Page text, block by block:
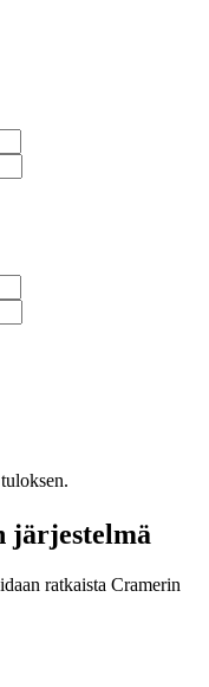
järjestelmä
ratkaista Cramerin